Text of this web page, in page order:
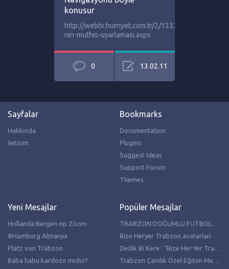
konusur
http://webtv.hurriyet.com.tr/2/12324/16629093/1/
nin-muthis-uyarlamasi.aspx
0 13.02.11
Sayfalar
Hakkında
iletisim
Bookmarks
Documentation
Plugins
Suggest Ideas
Support Forum
Themes
Yeni Mesajlar
Hollanda Bergen op Zoom
#Hamburg Almanya
Platz von Trabzon
Baba habu kardozo midur?
Popüler Mesajlar
TRABZON DOĞUMLU FUTBOLCULAR
Bize Heryer Trabzon avatarlari resimleri
Dedik Bi Kere : “Bize Her Yer Trabzon”
Trabzon Çamlık Özel Eğitim Meslek Lisesi Hollanda’da temaslarda bulundu